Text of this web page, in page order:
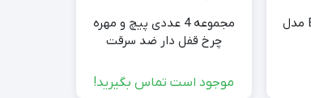
جامپ استارتر BUTURE مدل
مجموعه 4 عددی پیچ و مهره
چرخ قفل دار ضد سرقت
موجود است تماس بگیرید!